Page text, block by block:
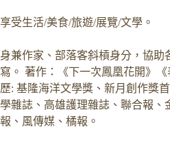
享受生活/美食/旅遊/展覽/文學。
身兼作家、部落客斜槓身分，協助
寫。 著作：《下一次鳳凰花開》
歷: 基隆海洋文學獎、新月創作獎
學雜誌、高雄護理雜誌、聯合報、
報、風傳媒、橘報。